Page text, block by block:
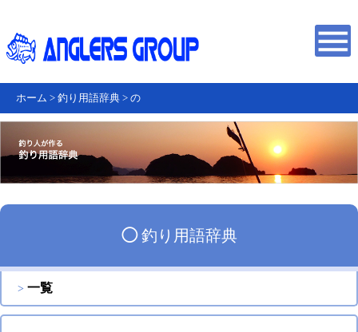
ホーム > 釣り用語辞典 > の
◯釣り用語辞典
一覧